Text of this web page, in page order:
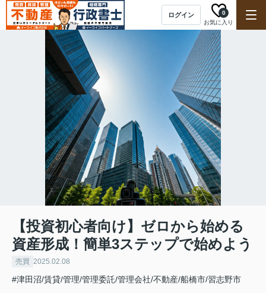
ログイン
お気に入り
0
【投資初心者向け】ゼロから始める
資産形成！簡単3ステップで始めよう
売買 2025.02.08
#津田沼/賃貸/管理/管理委託/管理会社/不動産/船橋市/習志野市